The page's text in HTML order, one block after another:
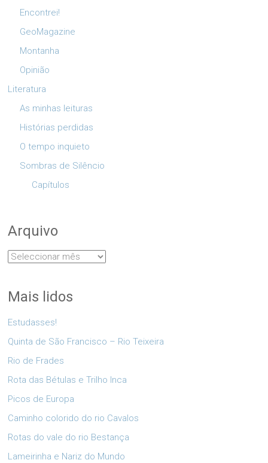
Encontrei!
GeoMagazine
Montanha
Opinião
Literatura
As minhas leituras
Histórias perdidas
O tempo inquieto
Sombras de Silêncio
Capítulos
Arquivo
Arquivo
Mais lidos
Estudasses!
Quinta de São Francisco – Rio Teixeira
Rio de Frades
Rota das Bétulas e Trilho Inca
Picos de Europa
Caminho colorido do rio Cavalos
Rotas do vale do rio Bestança
Lameirinha e Nariz do Mundo